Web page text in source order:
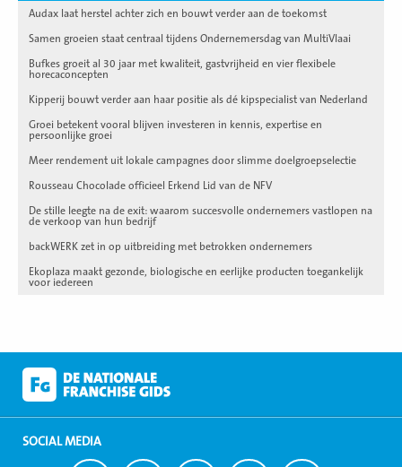
Audax laat herstel achter zich en bouwt verder aan de toekomst
Samen groeien staat centraal tijdens Ondernemersdag van MultiVlaai
Bufkes groeit al 30 jaar met kwaliteit, gastvrijheid en vier flexibele
horecaconcepten
Kipperij bouwt verder aan haar positie als dé kipspecialist van Nederland
Groei betekent vooral blijven investeren in kennis, expertise en
persoonlijke groei
Meer rendement uit lokale campagnes door slimme doelgroepselectie
Rousseau Chocolade officieel Erkend Lid van de NFV
De stille leegte na de exit: waarom succesvolle ondernemers vastlopen na
de verkoop van hun bedrijf
backWERK zet in op uitbreiding met betrokken ondernemers
Ekoplaza maakt gezonde, biologische en eerlijke producten toegankelijk
voor iedereen
SOCIAL MEDIA